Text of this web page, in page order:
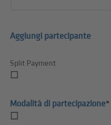
Aggiungi partecipante
Split Payment
Modalità di partecipazione*